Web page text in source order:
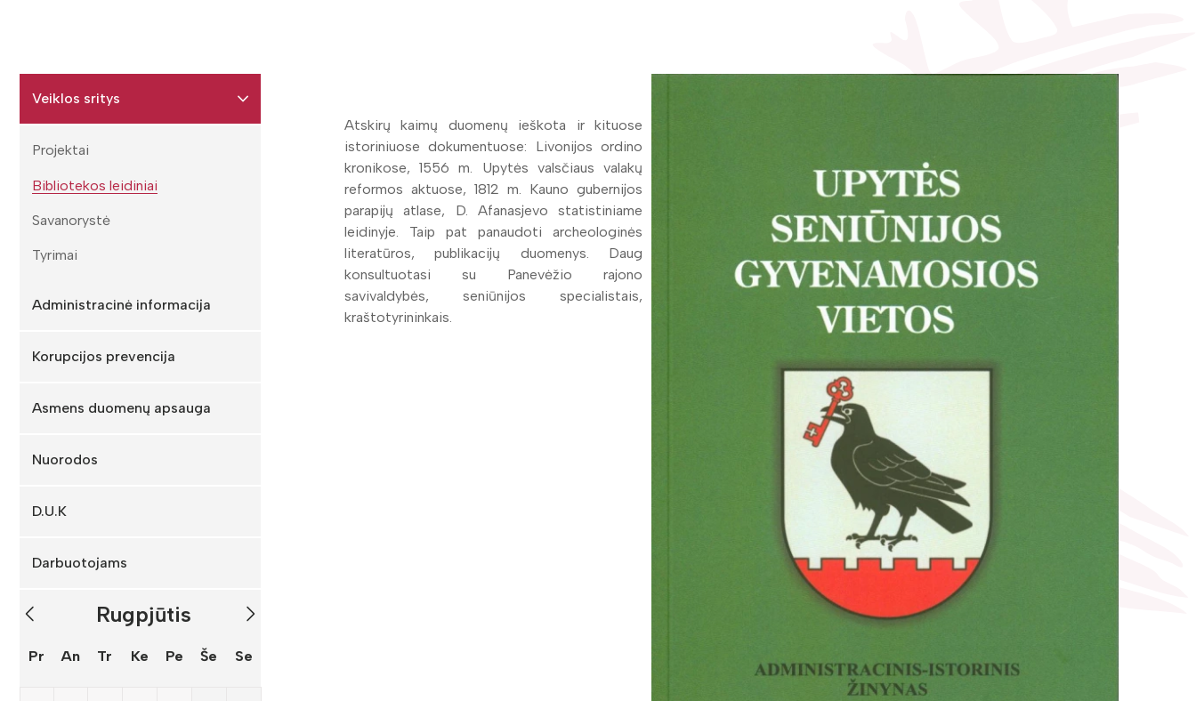
Veiklos sritys
Projektai
Bibliotekos leidiniai
Savanorystė
Tyrimai
Administracinė informacija
Korupcijos prevencija
Asmens duomenų apsauga
Nuorodos
D.U.K
Darbuotojams
Rugpjūtis
Pr An Tr Ke Pe Še Se
Atskirų kaimų duomenų ieškota ir kituose
istoriniuose dokumentuose: Livonijos ordino
kronikose, 1556 m. Upytės valsčiaus valakų
reformos aktuose, 1812 m. Kauno gubernijos
parapijų atlase, D. Afanasjevo statistiniame
leidinyje. Taip pat panaudoti archeologinės
literatūros, publikacijų duomenys. Daug
konsultuotasi su Panevėžio rajono
savivaldybės, seniūnijos specialistais,
kraštotyrininkais.